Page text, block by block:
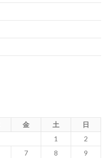
金 土 日
1
2
7 8
9